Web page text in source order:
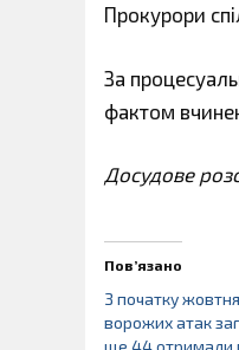
Прокурори
За
фактом
Досудове
Пов’язано
З початку
ворожих атак
ще 44 отримали